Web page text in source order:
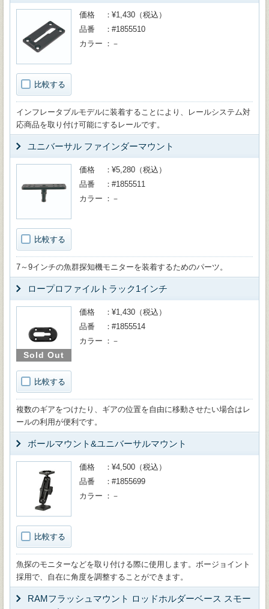
比較する
価格
¥1,430（税込）
品番
#1855510
カラー
－
インフレータブルモデルに装着することにより、レールシステム対
応商品を取り付け可能にするレールです。
ユニバーサル ファインダーマウント
比較する
価格
¥5,280（税込）
品番
#1855511
カラー
－
7～9インチの魚群探知機モニターを装着するためのパーツ。
ロープロファイルトラック1インチ
Sold Out
比較する
価格
¥1,430（税込）
品番
#1855514
カラー
－
複数のギアをつけたり、ギアの位置を自由に移動させたい場合はレ
ールの利用が便利です。
ボールマウント&ユニバーサルマウント
比較する
価格
¥4,500（税込）
品番
#1855699
カラー
－
魚探のモニターなどを取り付ける際に使用します。ボージョイント
採用で、自在に角度を調整することができます。
RAMフラッシュマウント ロッドホルダーベース スモー